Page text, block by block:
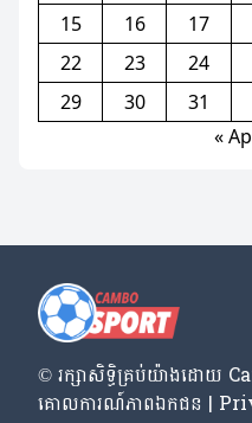
15
16 17
22
23 24
29
30
31
«
© រក្សា​សិទ្ធិ​គ្រប់​យ៉ាង​ដោយ​
គោលការណ៍​ភាព​ឯកជន |